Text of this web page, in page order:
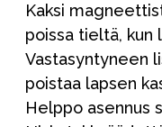
Kaksi
poissa tieltä, kun
Vastasyntyneen
poistaa lapsen
Helppo asennus